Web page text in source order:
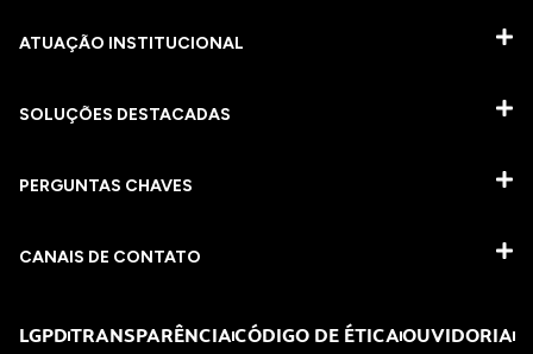
ATUAÇÃO INSTITUCIONAL
SOLUÇÕES DESTACADAS
PERGUNTAS CHAVES​
CANAIS DE CONTATO
LGPDTRANSPARÊNCIACÓDIGO DE ÉTICAOUVIDORIA